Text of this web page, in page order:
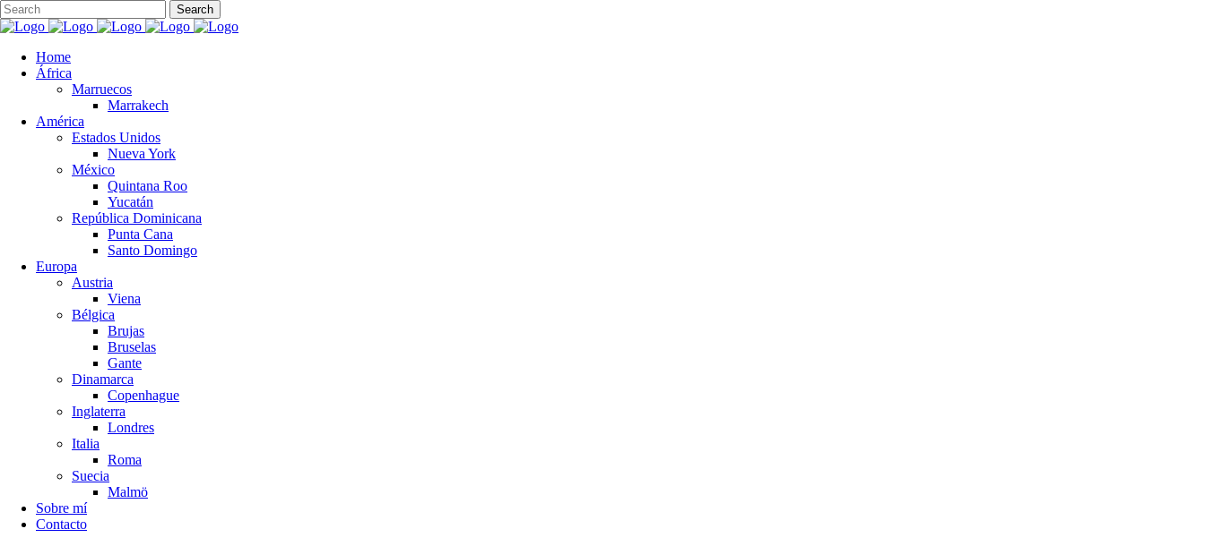
Home
África
Marruecos
Marrakech
América
Estados Unidos
Nueva York
México
Quintana Roo
Yucatán
República Dominicana
Punta Cana
Santo Domingo
Europa
Austria
Viena
Bélgica
Brujas
Bruselas
Gante
Dinamarca
Copenhague
Inglaterra
Londres
Italia
Roma
Suecia
Malmö
Sobre mí
Contacto